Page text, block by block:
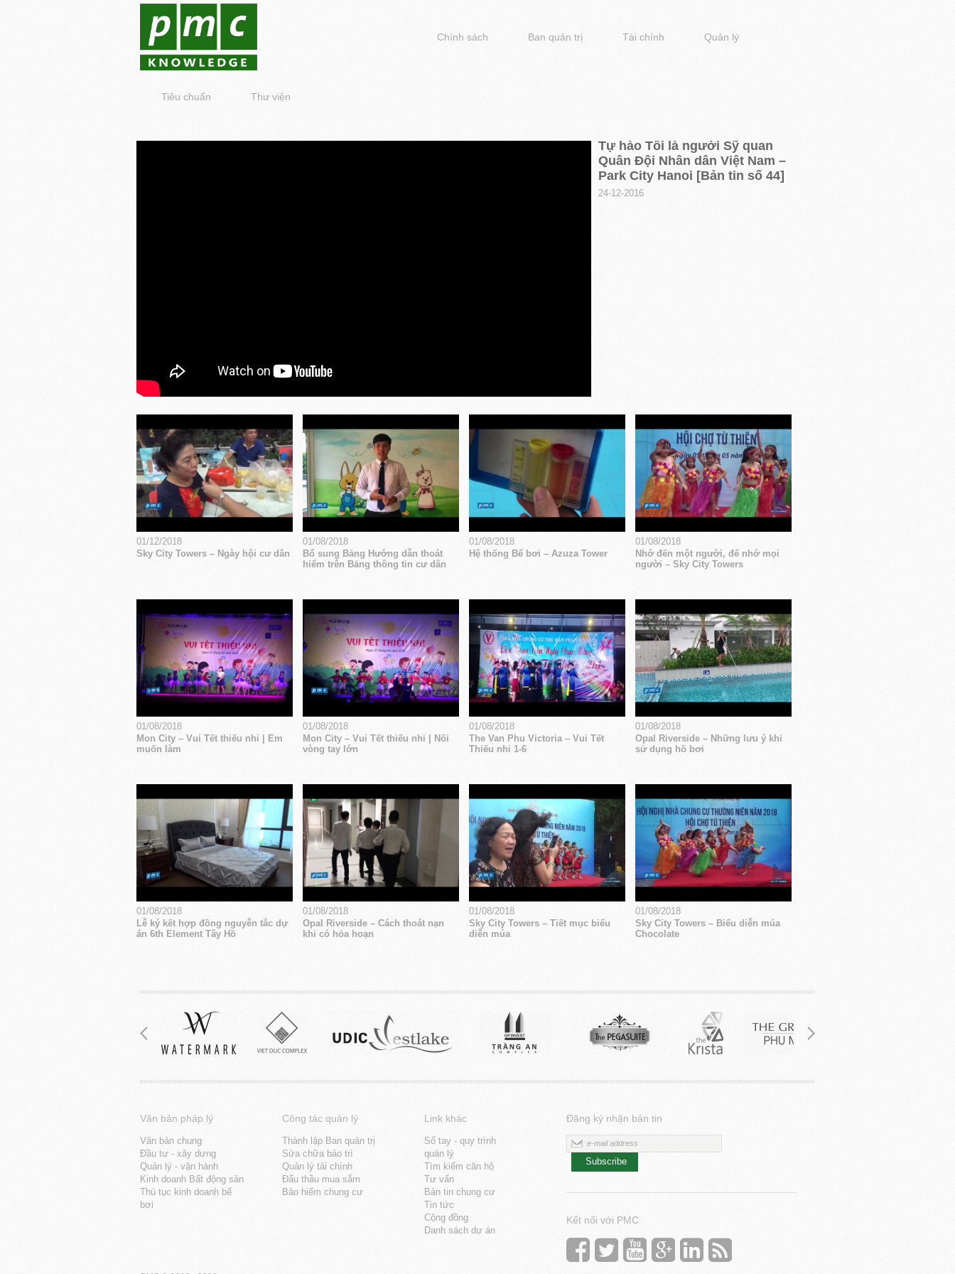
Chính sách Ban quản trị Tài chính Quản lý
Tiêu chuẩn Thư viện
Tự hào Tôi là người Sỹ quan
Quân Đội Nhân dân Việt Nam –
Park City Hanoi [Bản tin số 44]
24-12-2016
01/12/2018
Sky City Towers – Ngày hội cư dân
01/08/2018
Bổ sung Bảng Hướng dẫn thoát
hiểm trên Bảng thông tin cư dân
01/08/2018
Hệ thống Bể bơi – Azuza Tower
01/08/2018
Nhớ đến một người, để nhớ mọi
người – Sky City Towers
01/08/2018
Mon City – Vui Tết thiếu nhi | Em
muốn làm
01/08/2018
Mon City – Vui Tết thiếu nhi | Nối
vòng tay lớn
01/08/2018
The Van Phu Victoria – Vui Tết
Thiếu nhi 1-6
01/08/2018
Opal Riverside – Những lưu ý khi
sử dụng hồ bơi
01/08/2018
Lễ ký kết hợp đồng nguyễn tắc dự
án 6th Element Tây Hồ
01/08/2018
Opal Riverside – Cách thoát nạn
khi có hỏa hoạn
01/08/2018
Sky City Towers – Tiết mục biểu
diễn múa
01/08/2018
Sky City Towers – Biểu diễn múa
Chocolate
Văn bản pháp lý
Văn bản chung
Đầu tư - xây dưng
Quản lý - vận hành
Kinh doanh Bất động sản
Thủ tục kinh doanh bể
bơi
Công tác quản lý
Thành lập Ban quản trị
Sửa chữa bảo trì
Quản lý tài chính
Đấu thầu mua sắm
Bảo hiểm chung cư
Link khác
Sổ tay - quy trình
quản lý
Tìm kiếm căn hộ
Tư vấn
Bản tin chung cư
Tin tức
Cộng đồng
Danh sách dự án
Đăng ký nhận bản tin
Subscribe
Kết nối với PMC